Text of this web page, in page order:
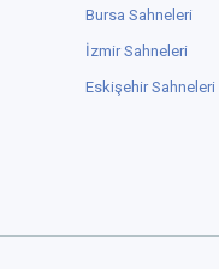
Bursa Sahneleri
İzmir Sahneleri
Eskişehir Sahneleri